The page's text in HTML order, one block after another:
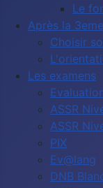
Le
Après la 3eme
Choisir
Les examens
ASSR
ASSR
PIX
Ev@lang
DNB